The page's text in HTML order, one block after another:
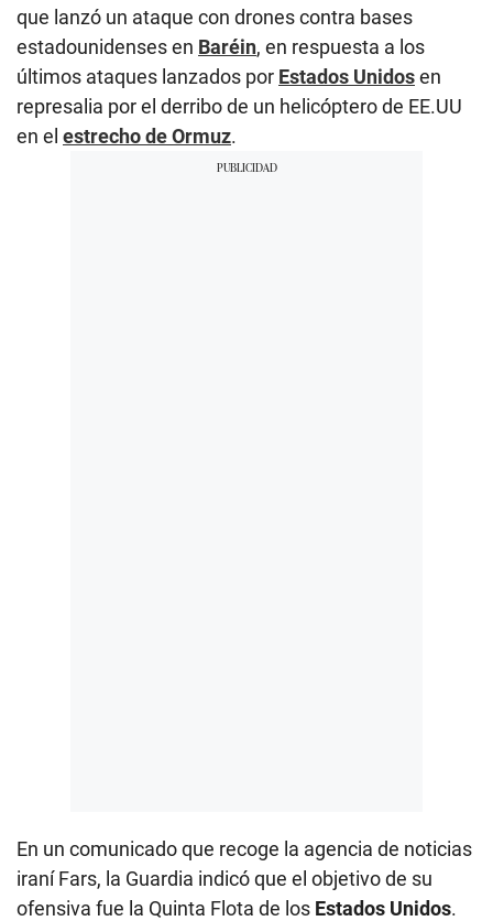
que lanzó un ataque con drones contra bases
estadounidenses en Baréin, en respuesta a los
últimos ataques lanzados por Estados Unidosen
represalia por el derribo de un helicóptero de EE.UU
en el estrecho de Ormuz.
En un comunicado que recoge la agencia de noticias
iraní Fars, la Guardia indicó que el objetivo de su
ofensiva fue la Quinta Flota de los Estados Unidos.